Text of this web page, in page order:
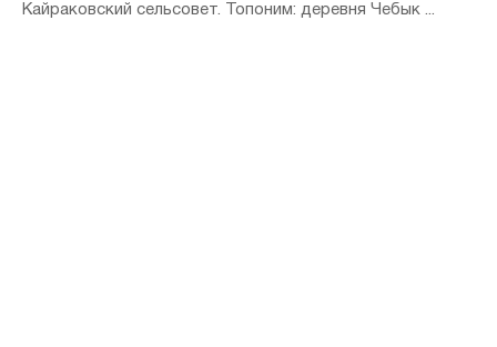
Кайраковский сельсовет. Топоним: деревня Чебык ...